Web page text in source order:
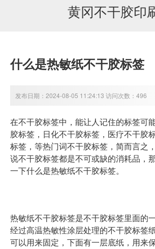
黄冈不干胶印
什么是热敏纸不干胶标签
发布日期：2024-08-05 11:24:13 访问次数：496
在不干胶标签中，能让人记住的标签可
胶标签，日化不干胶标签，医疗不干胶
标签，等热门词不干胶标签，简而言之
说不干胶标签都是不可或缺的消耗品，
一下什么是热敏纸不干胶标签。
热敏纸不干胶标签是不干胶标签里面的
经过高温热敏性涂层处理的不干胶标签
可以用来固定，下面有一层底纸，用来